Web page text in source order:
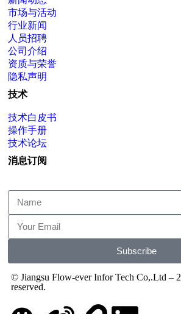
市场与活动
行业新闻
人员招聘
公司介绍
资质与荣誉
隐私声明
技术
技术白皮书
操作手册
技术论坛
消息订阅
Subscribe
© Jiangsu Flow-ever Infor Tech Co,.Ltd –
reserved.